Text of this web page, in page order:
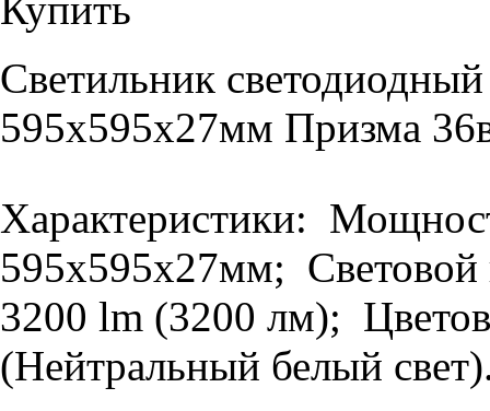
Светильник
595х595х27мм Призма
Характеристики:
595х595х27мм; Световой
3200 lm (3200 лм);
(Нейтральный белый